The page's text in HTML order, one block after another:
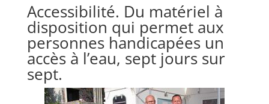
Accessibilité. Du matériel à
disposition qui permet aux
personnes handicapées un
accès à l’eau, sept jours sur
sept.